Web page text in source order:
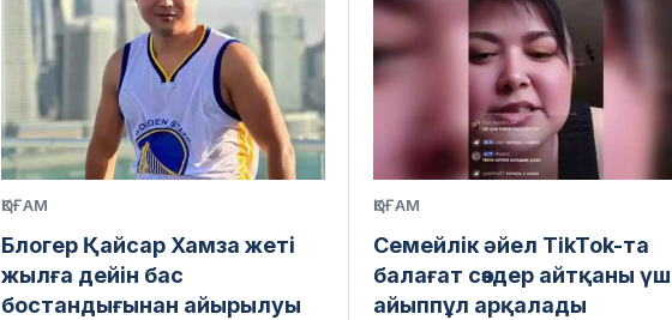
ҚОҒАМ
Блогер Қайсар Хамза жеті
жылға дейін бас
бостандығынан айырылуы
ҚОҒАМ
Семейлік әйел TikTok-та
балағат сөздер айтқаны
айыппұл арқалады